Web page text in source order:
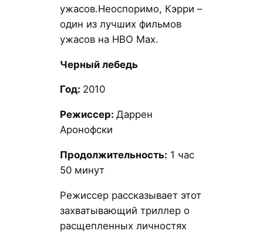
ужасов.Неоспоримо, Кэрри –
один из лучших фильмов
ужасов на HBO Max.
Черный лебедь
Год: 2010
Режиссер: Даррен
Аронофски
Продолжительность: 1 час
50 минут
Режиссер рассказывает этот
захватывающий триллер о
расщепленных личностях